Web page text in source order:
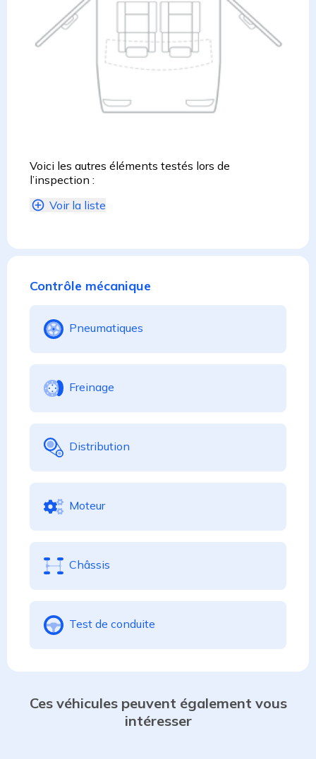
Voici les autres éléments testés lors de
l’inspection :
Voir la liste
Contrôle mécanique
Pneumatiques
Freinage
Distribution
Moteur
Châssis
Test de conduite
Ces véhicules peuvent également vous
intéresser